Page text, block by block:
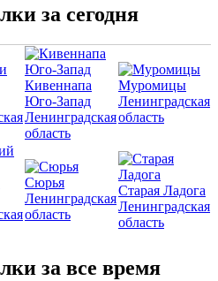
за сегодня
Кивеннапа
Юго-Запад
Ленинградская
область
Муромицы
Ленинградская
область
Сюрья
Ленинградская
область
Старая Ладога
Ленинградская
область
за все время